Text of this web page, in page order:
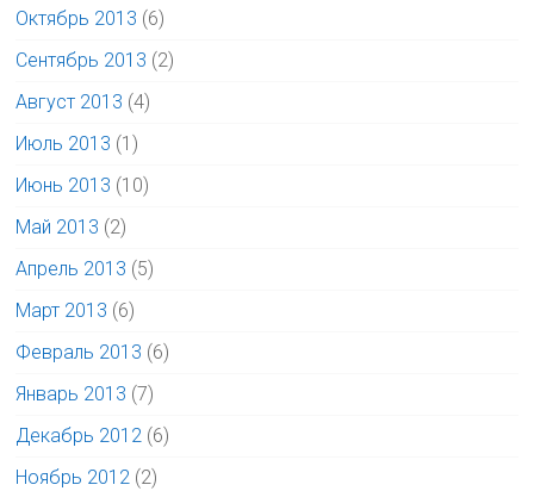
Октябрь 2013 (6)
Сентябрь 2013 (2)
Август 2013 (4)
Июль 2013 (1)
Июнь 2013 (10)
Май 2013 (2)
Апрель 2013 (5)
Март 2013 (6)
Февраль 2013 (6)
Январь 2013 (7)
Декабрь 2012 (6)
Ноябрь 2012 (2)